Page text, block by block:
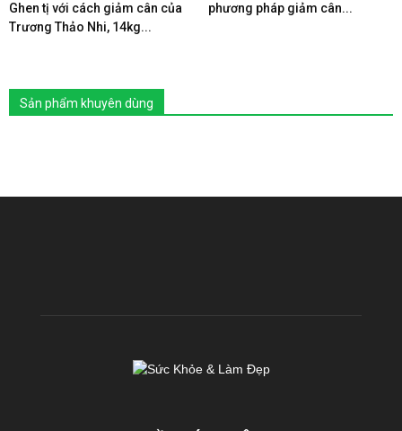
Ghen tị với cách giảm cân của
Trương Thảo Nhi, 14kg...
phương pháp giảm cân...
Sản phẩm khuyên dùng